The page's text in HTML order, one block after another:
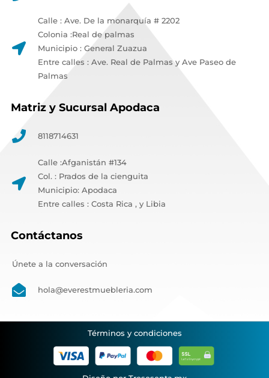
Calle : Ave. De la monarquía # 2202
Colonia :Real de palmas
Municipio : General Zuazua
Entre calles : Ave. Real de Palmas y Ave Paseo de
Palmas
Matriz y Sucursal Apodaca
8118714631
Calle :Afganistán #134
Col. : Prados de la cienguita
Municipio: Apodaca
Entre calles : Costa Rica , y Libia
Contáctanos
Únete a la conversación
hola@everestmuebleria.com
Términos y condiciones